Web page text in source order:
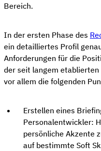
Bereich.
In der ersten Phase des
ein detailliertes Profil
Anforderungen für die
der seit langem
vor allem die folgenden
Erstellen eines
Personalentwickler:
persönliche Akzente
auf bestimmte Soft